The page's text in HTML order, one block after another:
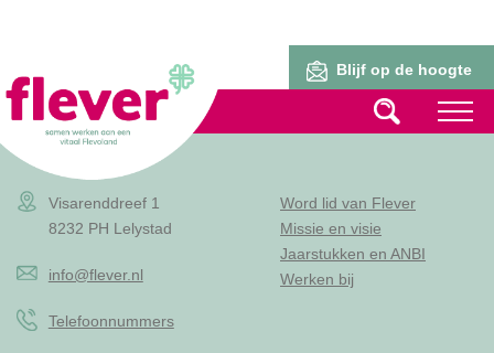
Blijf op de hoogte
Visarenddreef 1
8232 PH Lelystad
info@flever.nl
Telefoonnummers
Word lid van Flever
Missie en visie
Jaarstukken en ANBI
Werken bij